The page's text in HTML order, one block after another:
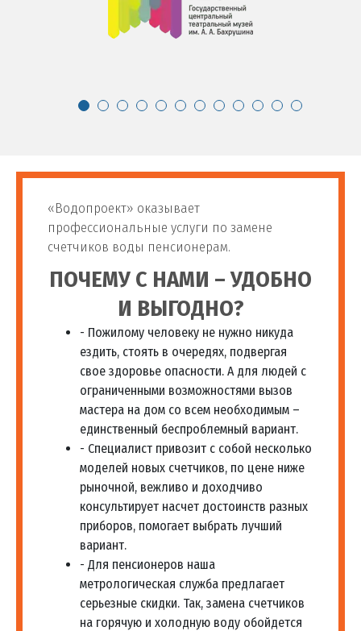
«Водопроект» оказывает
профессиональные услуги по замене
счетчиков воды пенсионерам.
ПОЧЕМУ С НАМИ – УДОБНО
И ВЫГОДНО?
- Пожилому человеку не нужно никуда
ездить, стоять в очередях, подвергая
свое здоровье опасности. А для людей с
ограниченными возможностями вызов
мастера на дом со всем необходимым –
единственный беспроблемный вариант.
- Специалист привозит с собой несколько
моделей новых счетчиков, по цене ниже
рыночной, вежливо и доходчиво
консультирует насчет достоинств разных
приборов, помогает выбрать лучший
вариант.
- Для пенсионеров наша
метрологическая служба предлагает
серьезные скидки. Так, замена счетчиков
на горячую и холодную воду обойдется